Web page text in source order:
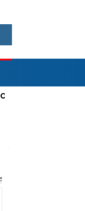
Jadi Otak Mark Up